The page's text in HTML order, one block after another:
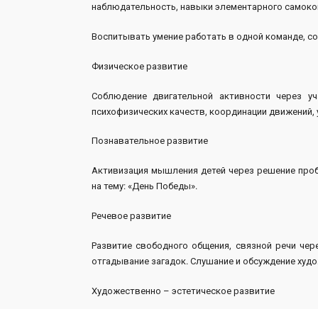
наблюдательность, навыки элементарного
Воспитывать умение работать в одной команде,
Физическое развитие
Соблюдение двигательной активности через
психофизических качеств, координации
Познавательное развитие
Активизация мышления детей через решение
на тему: «День Победы».
Речевое развитие
Развитие свободного общения, связной речи
отгадывание загадок. Слушание и обсуждение
Художественно – эстетическое развитие